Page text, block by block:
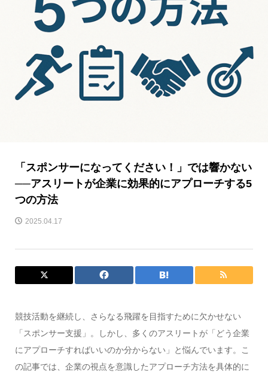
「スポンサーになってください！」では響かない
──アスリートが企業に効果的にアプローチする5
つの方法
2025.04.17
競技活動を継続し、さらなる飛躍を目指すために欠かせない
「スポンサー支援」。しかし、多くのアスリートが「どう企業
にアプローチすればいいのか分からない」と悩んでいます。こ
の記事では、企業の視点を意識したアプローチ方法を具体的に